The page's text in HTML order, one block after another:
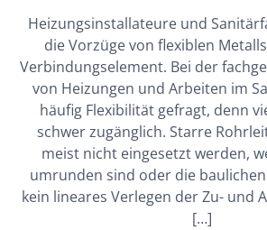
Heizungsinstallateure und
die Vorzüge von flexiblen
Verbindungselement. Bei der
von Heizungen und Arbeiten im
häufig Flexibilität gefragt, denn
schwer zugänglich. Starre
meist nicht eingesetzt werden,
umrunden sind oder die
kein lineares Verlegen der Zu- und
[…]